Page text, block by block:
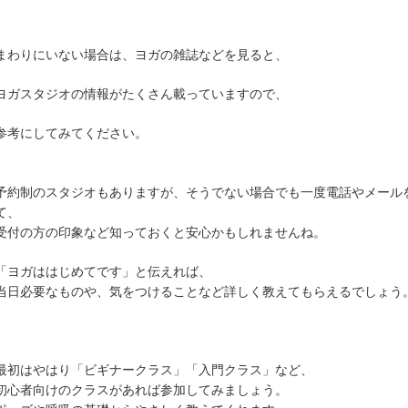
わりにいない場合は、ヨガの雑誌などを見ると、
ガスタジオの情報がたくさん載っていますので、
考にしてみてください。
約制のスタジオもありますが、そうでない場合でも一度電話やメール
、
付の方の印象など知っておくと安心かもしれませんね。
ヨガははじめてです」と伝えれば、
日必要なものや、気をつけることなど詳しく教えてもらえるでしょう
初はやはり「ビギナークラス」「入門クラス」など、
心者向けのクラスがあれば参加してみましょう。